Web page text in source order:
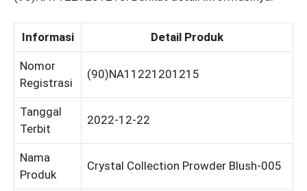
Informasi Detail Produk
Nomor
Registrasi
(90)NA11221201215
Tanggal
Terbit
2022-12-22
Nama
Produk
Crystal Collection Prowder Blush-005